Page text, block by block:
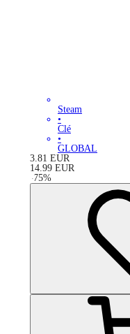
Steam
•
Clé
•
GLOBAL
3.81 EUR
14.99 EUR
-75%